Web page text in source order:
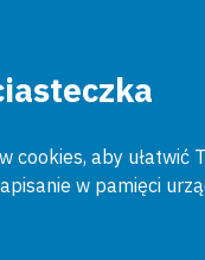
cookies, aby
w pamięci